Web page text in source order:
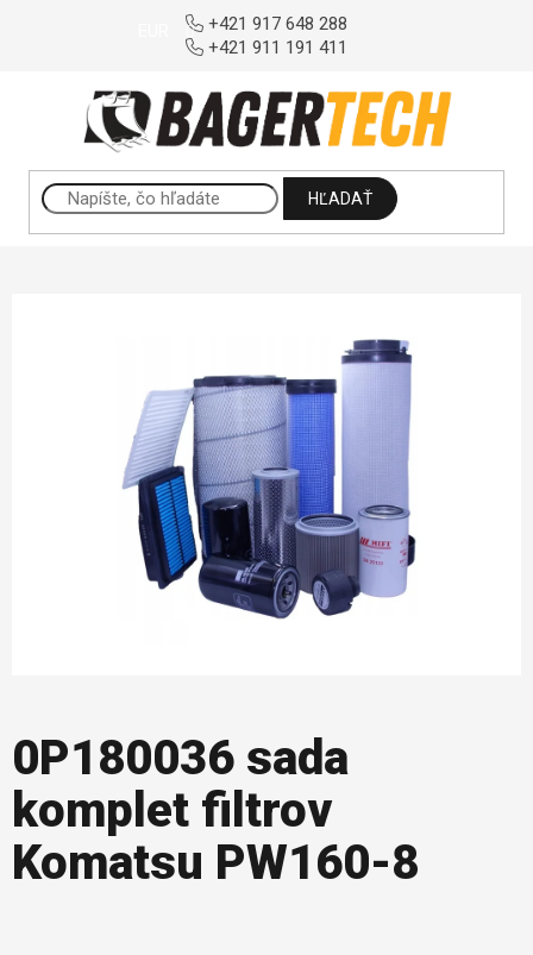
+421 917 648 288
+421 911 191 411
HĽADAŤ
0P180036 sada
komplet filtrov
Komatsu PW160-8